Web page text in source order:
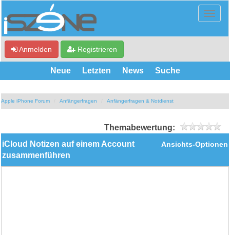
Anmelden Registrieren
Neue Letzten News Suche
Apple iPhone Forum Anfängerfragen Anfängerfragen & Notdienst
Themabewertung:
Ansichts-Optionen
iCloud Notizen auf einem Account
zusammenführen